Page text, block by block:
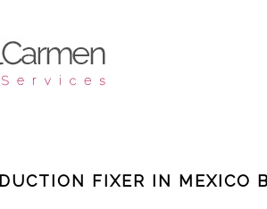
FIXER IN MEXICO